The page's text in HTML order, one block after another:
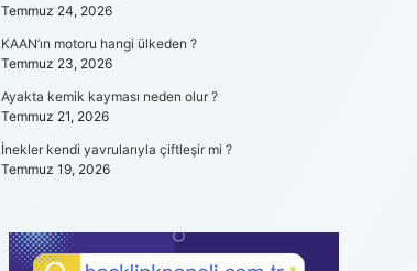
Temmuz 24, 2026
KAAN’ın motoru hangi ülkeden ?
Temmuz 23, 2026
Ayakta kemik kayması neden olur ?
Temmuz 21, 2026
İnekler kendi yavrularıyla çiftleşir mi ?
Temmuz 19, 2026